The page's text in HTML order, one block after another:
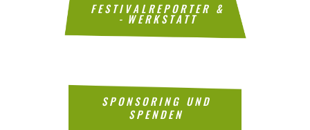
FES­TI­VAL­RE­POR­TER &
‑WERK­STATT
SPON­SO­RING UND
SPENDEN